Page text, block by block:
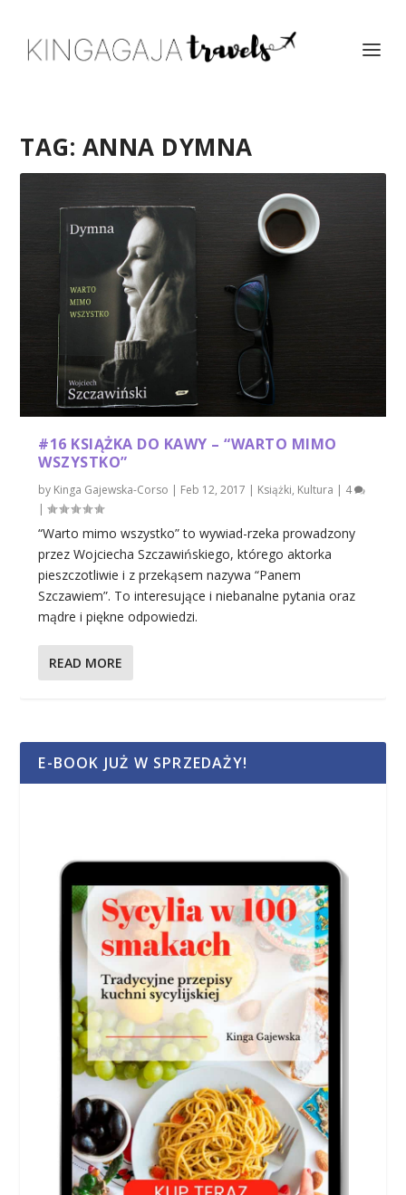
TAG: ANNA DYMNA
#16 KSIĄŻKA DO KAWY – “WARTO MIMO
WSZYSTKO”
by Kinga Gajewska-Corso | Feb 12, 2017 | Książki, Kultura | 4
|
“Warto mimo wszystko” to wywiad-rzeka prowadzony
przez Wojciecha Szczawińskiego, którego aktorka
pieszczotliwie i z przekąsem nazywa “Panem
Szczawiem”. To interesujące i niebanalne pytania oraz
mądre i piękne odpowiedzi.
READ MORE
E-BOOK JUŻ W SPRZEDAŻY!